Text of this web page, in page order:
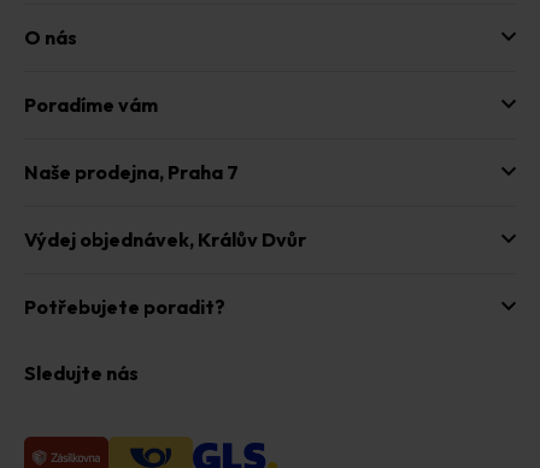
O nás
Poradíme vám
Naše prodejna, Praha 7
Výdej objednávek, Králův Dvůr
Potřebujete poradit?
Sledujte nás